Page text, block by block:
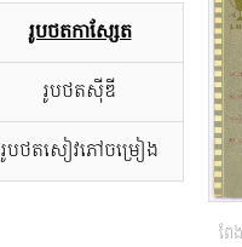
រូបថតកាសែ្សត
រូបថតស៊ីឌី
រូបថតសៀវភៅចម្រៀង
ពែ